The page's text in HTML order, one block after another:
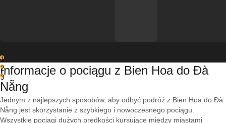
1
2
3
Informacje o pociągu z Bien Hoa do Đà
Nẵng
Jednym z najlepszych sposobów, aby odbyć podróż z Bien Hoa do Đà
Nẵng jest skorzystanie z szybkiego i nowoczesnego pociągu.
Wszystkie pociągi dużych prędkości kursujące między miastami